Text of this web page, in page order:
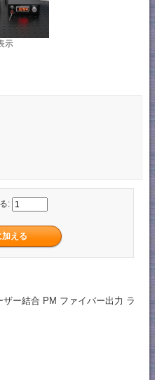
示
:
ー結合 PM ファイバー出力 ラ